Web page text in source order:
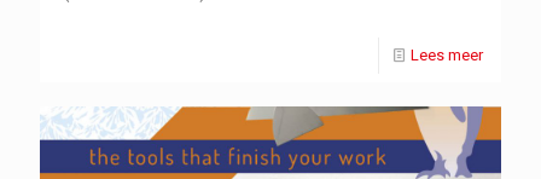
Lees meer